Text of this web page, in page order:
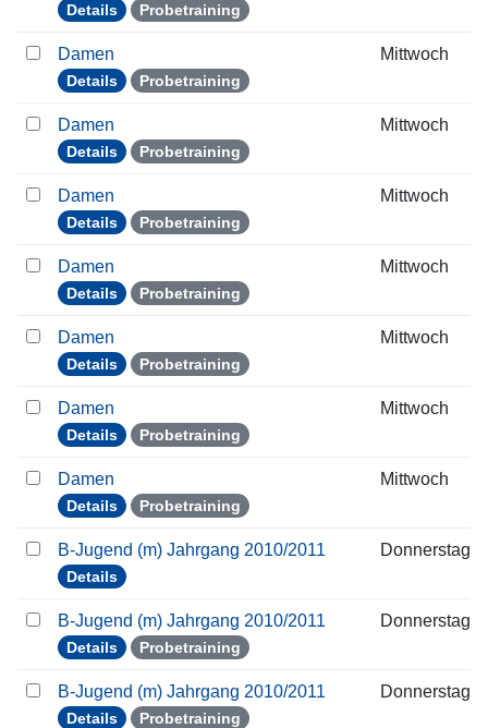
Details Probetraining
Damen
Details Probetraining
Mittwoch
Damen
Details Probetraining
Mittwoch
Damen
Details Probetraining
Mittwoch
Damen
Details Probetraining
Mittwoch
Damen
Details Probetraining
Mittwoch
Damen
Details Probetraining
Mittwoch
Damen
Details Probetraining
Mittwoch
B-Jugend (m) Jahrgang 2010/2011
Details
Donnerstag
B-Jugend (m) Jahrgang 2010/2011
Details Probetraining
Donnerstag
B-Jugend (m) Jahrgang 2010/2011
Details Probetraining
Donnerstag